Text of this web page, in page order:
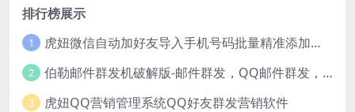
排行榜展示
1 虎妞微信自动加好友导入手机号码批量精准添加客户售营销软件微商工具
2 伯勒邮件群发机破解版-邮件群发，QQ邮件群发，邮件群发软件，伯乐邮件群发工具，邮件群发器
3 虎妞QQ营销管理系统QQ好友群发营销软件